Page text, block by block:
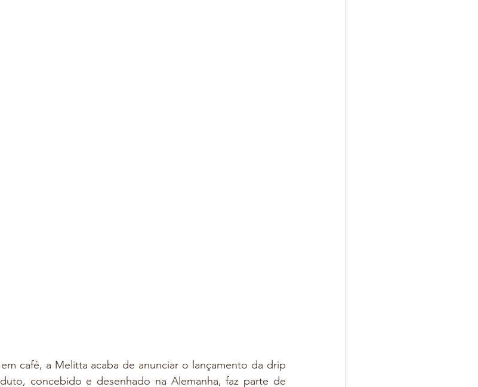
café, a Melitta acaba de anunciar o lançamento da drip
concebido e desenhado na Alemanha, faz parte de